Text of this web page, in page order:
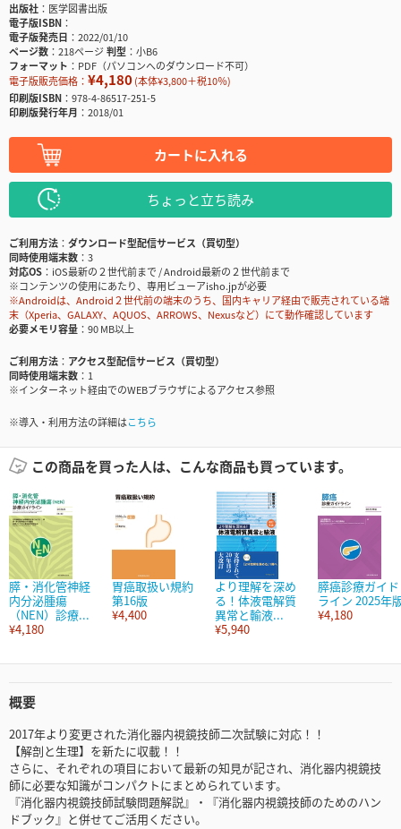
出版社
医学図書出版
電子版ISBN
電子版発売日
2022/01/10
ページ数
218ページ判型
小B6
フォーマット
PDF（パソコンへのダウンロード不可）
電子版販売価格： ¥4,180(本体¥3,800＋税10％)
印刷版ISBN
978-4-86517-251-5
印刷版発行年月
2018/01
カートに入れる
ちょっと立ち読み
ご利用方法
ダウンロード型配信サービス（買切型）
同時使用端末数
3
対応OS
iOS最新の２世代前まで / Android最新の２世代前まで
※コンテンツの使用にあたり、専用ビューアisho.jpが必要
※Androidは、Android２世代前の端末のうち、国内キャリア経由で販売されている端
末（Xperia、GALAXY、AQUOS、ARROWS、Nexusなど）にて動作確認しています
必要メモリ容量
90 MB以上
ご利用方法
アクセス型配信サービス（買切型）
同時使用端末数
1
※インターネット経由でのWEBブラウザによるアクセス参照
※導入・利用方法の詳細はこちら
この商品を買った人は、こんな商品も買っています。
膵・消化管神経
内分泌腫瘍
（NEN）診療...
¥4,180
胃癌取扱い規約
第16版
¥4,400
より理解を深め
る！体液電解質
異常と輸液...
¥5,940
膵癌診療ガイド
ライン 2025年
¥4,180
概要
2017年より変更された消化器内視鏡技師二次試験に対応！！
【解剖と生理】を新たに収載！！
さらに、それぞれの項目において最新の知見が記され、消化器内視鏡技
師に必要な知識がコンパクトにまとめられています。
『消化器内視鏡技師試験問題解説』・『消化器内視鏡技師のためのハン
ドブック』と併せてご活用ください。